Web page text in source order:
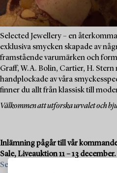
Selected Jewellery – en
exklusiva smycken skapade av
framstående varumärken och
Graff, W.A. Bolin, Cartier, H. Stern
handplockade av våra
finner du allt från klassisk till
Välkommen att utforska urvalet och
Inlämning pågår till vår
Sale, Liveauktion 11 – 13 december.
Se vad vi söker och kontakta oss